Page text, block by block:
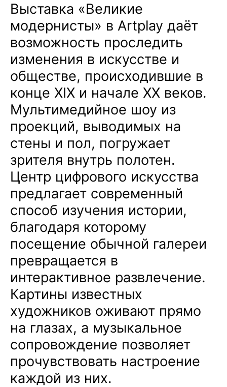
Выставка «Великие
модернисты» в Artplay даёт
возможность проследить
изменения в искусстве и
обществе, происходившие в
конце XIX и начале XX веков.
Мультимедийное шоу из
проекций, выводимых на
стены и пол, погружает
зрителя внутрь полотен.
Центр цифрового искусства
предлагает современный
способ изучения истории,
благодаря которому
посещение обычной галереи
превращается в
интерактивное развлечение.
Картины известных
художников оживают прямо
на глазах, а музыкальное
сопровождение позволяет
прочувствовать настроение
каждой из них.